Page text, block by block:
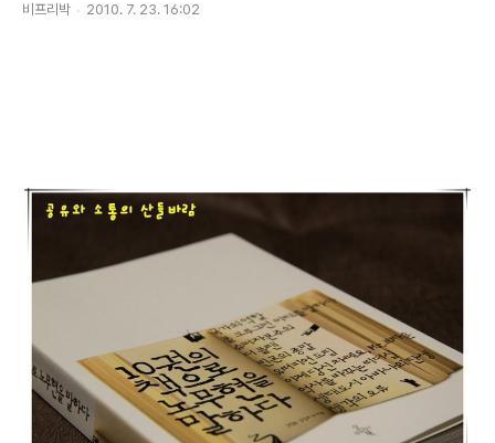
비프리박 2010. 7. 23. 16:02